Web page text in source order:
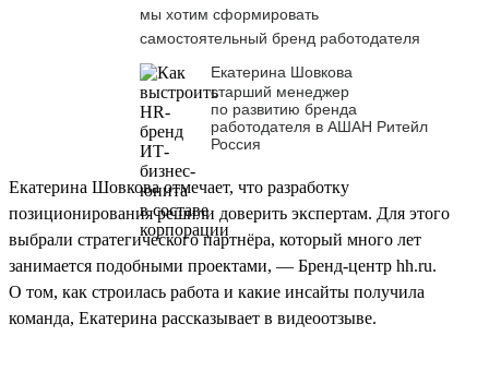
мы хотим сформировать
самостоятельный бренд работодателя
Екатерина Шовкова
старший менеджер
по развитию бренда
работодателя в АШАН Ритейл
Россия
Екатерина Шовкова отмечает, что разработку
позиционирования решили доверить экспертам. Для этого
выбрали стратегического партнёра, который много лет
занимается подобными проектами, — Бренд-центр hh.ru.
О том, как строилась работа и какие инсайты получила
команда, Екатерина рассказывает в видеоотзыве.